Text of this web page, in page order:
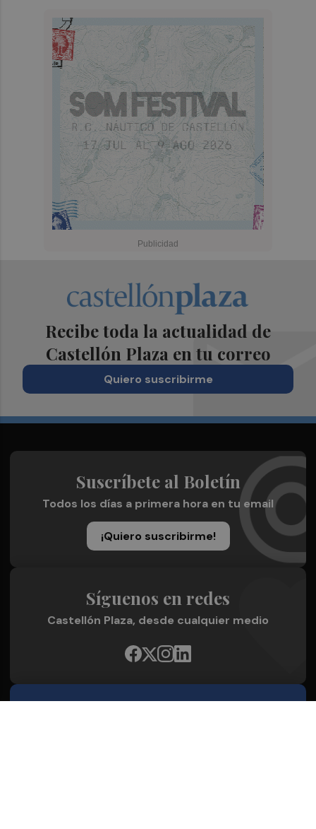
Recibe toda la actualidad de
Castellón Plaza en tu correo
Quiero suscribirme
Suscríbete al Boletín
Todos los días a primera hora en tu email
¡Quiero suscribirme!
Síguenos en redes
Castellón Plaza, desde cualquier medio